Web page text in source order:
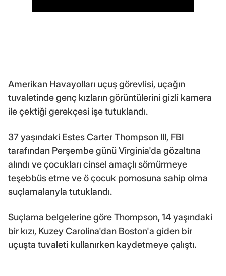
Amerikan Havayolları uçuş görevlisi, uçağın
tuvaletinde genç kızların görüntülerini gizli kamera
ile çektiği gerekçesi işe tutuklandı.
37 yaşındaki Estes Carter Thompson III, FBI
tarafından Perşembe günü Virginia'da gözaltına
alındı ve çocukları cinsel amaçlı sömürmeye
teşebbüs etme ve ö çocuk pornosuna sahip olma
suçlamalarıyla tutuklandı.
Suçlama belgelerine göre Thompson, 14 yaşındaki
bir kızı, Kuzey Carolina'dan Boston'a giden bir
uçuşta tuvaleti kullanırken kaydetmeye çalıştı.